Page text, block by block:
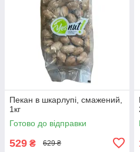
Пекан в шкарлупі, смажений,
1кг
Готово до відправки
529 ₴ 629 ₴